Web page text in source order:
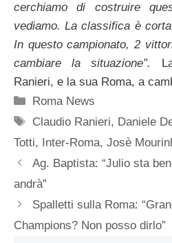
cerchiamo di costruire
vediamo. La classifica è
In questo campionato, 2
cambiare la situazione”.
Ranieri, e la sua Roma, a
Categorie
Roma News
Tag
Claudio Ranieri, Daniele
Totti, Inter-Roma, Josè
Ag. Baptista: “Julio sta
andrà”
Spalletti sulla Roma:
Champions? Non posso dirlo”